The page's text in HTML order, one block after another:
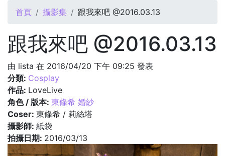
您在這裡
首頁 攝影集 跟我來吧 @2016.03.13
跟我來吧 @2016.03.13
由 lista 在 2016/04/20 下午 09:25 發表
分類: Cosplay
作品: LoveLive
角色 / 版本: 東條希 婚紗
Coser: 東條希 / 莉絲塔
攝影師: 紙袋
拍攝日期: 2016/03/13